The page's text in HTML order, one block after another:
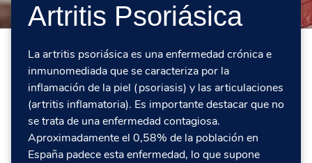
Artritis Psoriásica
La artritis psoriásica es una enfermedad crónica e
inmunomediada que se caracteriza por la
inflamación de la piel (psoriasis) y las articulaciones
(artritis inflamatoria). Es importante destacar que no
se trata de una enfermedad contagiosa.
Aproximadamente el 0,58% de la población en
España padece esta enfermedad, lo que supone